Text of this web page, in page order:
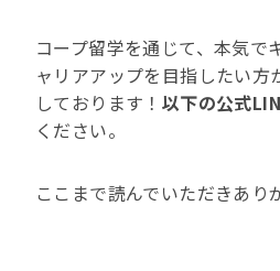
コープ留学を通じて、本気で
ャリアアップを目指したい方
しております！ 以下の公式
ください。
ここまで読んでいただきあり